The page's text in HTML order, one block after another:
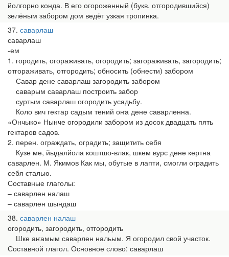
йолгорно конда. В его огороженный (букв. отгородившийся)
зелёным забором дом ведёт узкая тропинка.
37 саварлаш
саварлаш
-ем
1. городить, огораживать, огородить; загораживать, загородить;
отгораживать, отгородить; обносить (обнести) забором
Савар дене саварлаш загородить забором
саварым саварлаш построить забор
суртым саварлаш огородить усадьбу.
Коло вич гектар садым тений оҥа дене саварленна.
«Ончыко» Нынче огородили забором из досок двадцать пять
гектаров садов.
2. перен. ограждать, оградить; защитить себя
Кузе ме, йыдалйола коштшо-влак, шкем вурс дене кертна
саварлен. М. Якимов Как мы, обутые в лапти, смогли оградить
себя сталью.
Составные глаголы:
– саварлен налаш
– саварлен шындаш
38 саварлен налаш
огородить, загородить, отгородить
Шке аҥамым саварлен нальым. Я огородил свой участок.
Составной глагол. Основное слово: саварлаш